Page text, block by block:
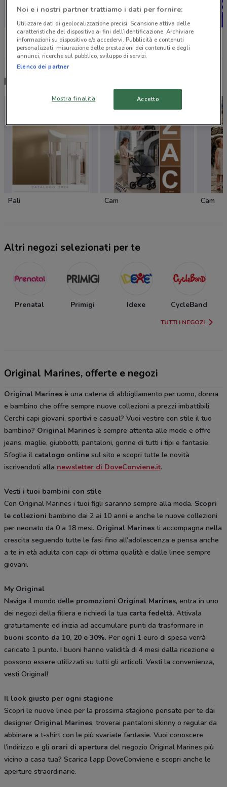
Prenatal Primigi
Nuovi prodotti da provare
Pali Cam Cam
Altri negozi selezionati per te
Prenatal Primigi Idexe CycleBand
TUTTI I NEGOZI
Original Marines, offerte e negozi
Original Marines è una catena di abbigliamento per uomo, donna
e bambino che offre sempre nuove collezioni a prezzi imbattibili.
Cerchi capi giovani, sportivi e casual? Vuoi vestire con stile il tuo
bambino? Original Marines è sempre attenta alle mode e offre
jeans, maglie, giubbotti, pantaloni, gonne di tutti i tipi e fantasie.
Sfoglia il catalogo online sul sito e scopri tutte le novità
iscrivendoti alla newsletter di DoveConviene.it.
Vesti i tuoi bambini con stile
Con Original Marines i tuoi figli saranno sempre alla moda. Scopri
le collezioni bambino dai 2 ai 10 anni e anche le nuove collezioni
per neonato da 0 a 18 mesi. Original Marines ti accompagna nella
crescita seguendo tutte le fasi fino all’adolescenza e pensa anche
a te in età adulta con capi di ottima qualità e dalle linee sempre
giovani.
My Original
Naviga il mondo delle promozioni Original Marines, entra in uno
dei negozi della filiera e richiedi la tua carta fedeltà. Attivala
gratuitamente ed inizia ad accumulare punti da trasformare in
buoni sconto da 10, 20 e 30%. Per ogni 1 euro di spesa verrà
caricato 1 punto. I buoni hanno validità di 4 mesi dalla ricezione e
possono essere utilizzati su tutti gli articoli. Vesti la convenienza,
vesti Original!
Il look giusto per ogni stagione
Scopri le nuove linee per la prossima stagione pensate per te dai
designer Original Marines, troverai pantaloni skinny o regular da
abbinare a t-shirt con le più svariate fantasie. Vuoi conoscere
l’indirizzo e gli orari di apertura del negozio Original Marines più
vicino a casa tua? Scarica l’app DoveConviene e scopri anche le
aperture straordinarie.
Noi e i nostri partner trattiamo i dati per fornire:
Utilizzare dati di geolocalizzazione precisi. Scansione attiva delle
caratteristiche del dispositivo ai fini dell’identificazione. Archiviare
informazioni su dispositivo e/o accedervi. Pubblicità e contenuti
personalizzati, misurazione delle prestazioni dei contenuti e degli
annunci, ricerche sul pubblico, sviluppo di servizi.
Elenco dei partner
Mostra finalità Accetto